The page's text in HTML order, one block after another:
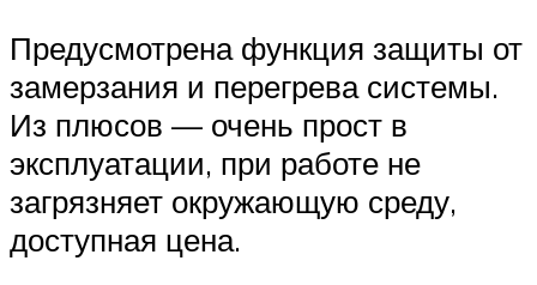
Предусмотрена функция защиты от
замерзания и перегрева системы.
Из плюсов — очень прост в
эксплуатации, при работе не
загрязняет окружающую среду,
доступная цена.